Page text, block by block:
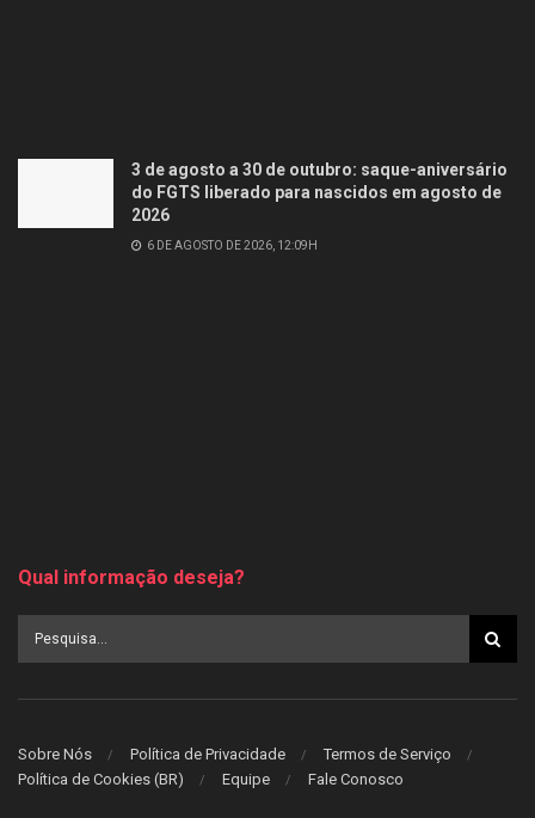
3 de agosto a 30 de outubro: saque-aniversário
do FGTS liberado para nascidos em agosto de
2026
6 DE AGOSTO DE 2026, 12:09H
Qual informação deseja?
Sobre Nós Política de Privacidade
Termos de Serviço
Política de Cookies (BR)
Equipe Fale Conosco